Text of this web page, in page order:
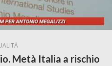
Metà Italia a rischio